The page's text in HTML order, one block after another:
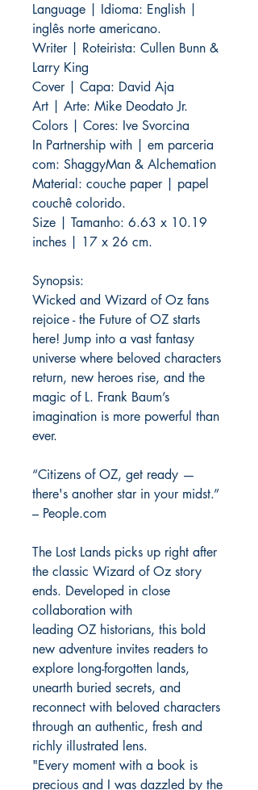
Language | Idioma: English |
inglês norte americano.
Writer | Roteirista: Cullen Bunn &
Larry King
Cover | Capa: David Aja
Art | Arte: Mike Deodato Jr.
Colors | Cores: Ive Svorcina
In Partnership with | em parceria
com: ShaggyMan & Alchemation
Material: couche paper | papel
couchê colorido.
Size | Tamanho: 6.63 x 10.19
inches | 17 x 26 cm.
Synopsis:
Wicked and Wizard of Oz fans
rejoice - the Future of OZ starts
here! Jump into a vast fantasy
universe where beloved characters
return, new heroes rise, and the
magic of L. Frank Baum’s
imagination is more powerful than
ever.
“Citizens of OZ, get ready —
there's another star in your midst.”
– People.com
The Lost Lands picks up right after
the classic Wizard of Oz story
ends. Developed in close
collaboration with
leading OZ historians, this bold
new adventure invites readers to
explore long-forgotten lands,
unearth buried secrets, and
reconnect with beloved characters
through an authentic, fresh and
richly illustrated lens.
"Every moment with a book is
precious and I was dazzled by the